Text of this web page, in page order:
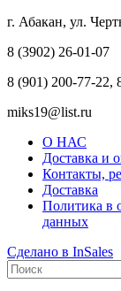
г. Абакан, ул.
8 (3902) 26-01-07
8 (901) 200-77-22,
miks19@list.ru
О НАС
Доставка и
Контакты,
Доставка
Политика в
данных
Сделано в InSales